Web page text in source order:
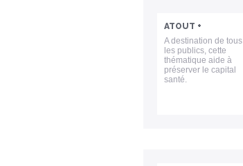
ATOUT +
A destination de tous
les publics, cette
thématique aide à
préserver le capital
santé.